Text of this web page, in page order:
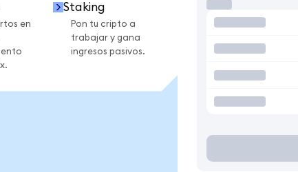
en
Staking
Pon tu cripto a
trabajar y gana
ingresos pasivos.